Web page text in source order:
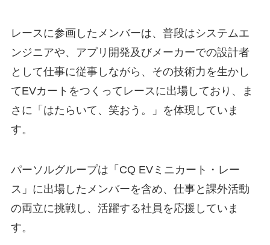
レースに参画したメンバーは、普段はシステムエ
ンジニアや、アプリ開発及びメーカーでの設計者
として仕事に従事しながら、その技術力を生かし
てEVカートをつくってレースに出場しており、ま
さに「はたらいて、笑おう。」を体現していま
す。
パーソルグループは「CQ EVミニカート・レー
ス」に出場したメンバーを含め、仕事と課外活動
の両立に挑戦し、活躍する社員を応援していま
す。